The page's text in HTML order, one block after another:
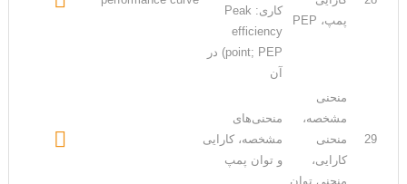
پمپ، PEP
کاری: Peak
efficiency
point; PEP) در
آن
29
منحنی
مشخصه،
منحنی
کارایی،
منحنی توان
منحنی‌های
مشخصه، کارایی
و توان پمپ
